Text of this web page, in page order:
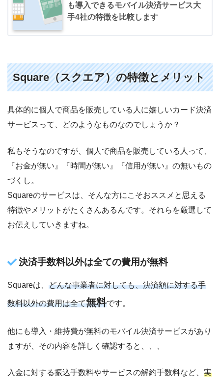
も導入できるモバイル決済サービス大
手4社の特徴を比較します
Square（スクエア）の特徴とメリット
具体的に個人で商品を販売している人に嬉しいカード決済
サービスって、どのようなものなのでしょうか？
私もそうなのですが、個人で商品を販売している人って、
『お金が無い』『時間が無い』『信用が無い』の無いもの
づくし。
Squareのサービスは、そんな方にこそおススメと思える
特徴やメリットがたくさんあるんです。それらを厳選して
お伝えしていきますね。
決済手数料以外は全ての費用が無料
Squareは、 どんな事業者に対しても、決済額に対する手
数料以外の費用は全て無料です。
他にも導入・維持費が無料のモバイル決済サービスがあり
ますが、その内容を詳しく確認すると、、、
入金に対する振込手数料やサービスの解約手数料など、 実